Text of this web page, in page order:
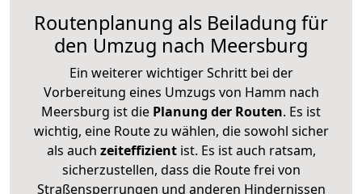
Routenplanung als Beiladung für
den Umzug nach Meersburg
Ein weiterer wichtiger Schritt bei der
Vorbereitung eines Umzugs von Hamm nach
Meersburg ist die Planung der Routen. Es ist
wichtig, eine Route zu wählen, die sowohl sicher
als auch zeiteffizientist. Es ist auch ratsam,
sicherzustellen, dass die Route frei von
Straßensperrungen und anderen Hindernissen